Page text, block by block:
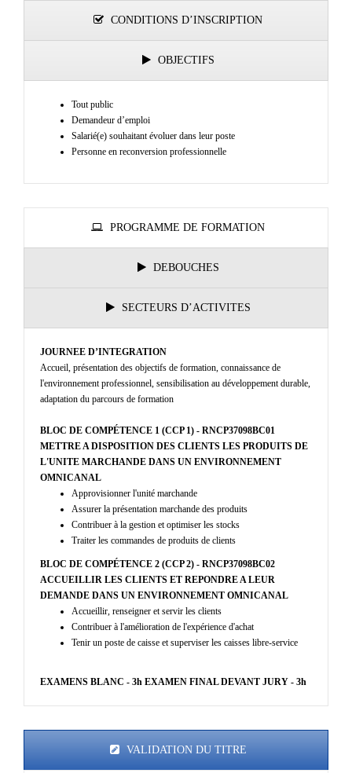
CONDITIONS D’INSCRIPTION
OBJECTIFS
Tout public
Demandeur d’emploi
Salarié(e) souhaitant évoluer dans leur poste
Personne en reconversion professionnelle
PROGRAMME DE FORMATION
DEBOUCHES
SECTEURS D’ACTIVITES
JOURNEE D’INTEGRATION
Accueil, présentation des objectifs de formation, connaissance de
l'environnement professionnel, sensibilisation au développement durable,
adaptation du parcours de formation
BLOC DE COMPÉTENCE 1 (CCP 1) - RNCP37098BC01
METTRE A DISPOSITION DES CLIENTS LES PRODUITS DE
L'UNITE MARCHANDE DANS UN ENVIRONNEMENT
OMNICANAL
Approvisionner l'unité marchande
Assurer la présentation marchande des produits
Contribuer à la gestion et optimiser les stocks
Traiter les commandes de produits de clients
BLOC DE COMPÉTENCE 2 (CCP 2) - RNCP37098BC02
ACCUEILLIR LES CLIENTS ET REPONDRE A LEUR
DEMANDE DANS UN ENVIRONNEMENT OMNICANAL
Accueillir, renseigner et servir les clients
Contribuer à l'amélioration de l'expérience d'achat
Tenir un poste de caisse et superviser les caisses libre-service
EXAMENS BLANC - 3h EXAMEN FINAL DEVANT JURY - 3h
VALIDATION DU TITRE